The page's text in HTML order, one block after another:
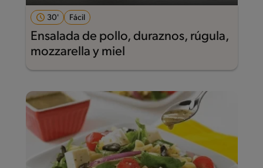
30' Fácil
Ensalada de pollo, duraznos, rúgula,
mozzarella y miel